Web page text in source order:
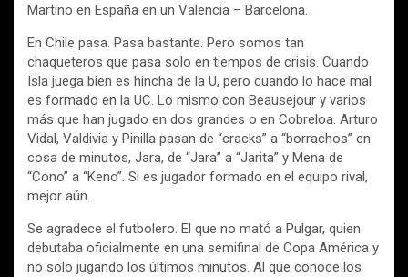
Martino en España en un Valencia – Barcelona.
En Chile pasa. Pasa bastante. Pero somos tan
chaqueteros que pasa solo en tiempos de crisis. Cuando
Isla juega bien es hincha de la U, pero cuando lo hace mal
es formado en la UC. Lo mismo con Beausejour y varios
más que han jugado en dos grandes o en Cobreloa. Arturo
Vidal, Valdivia y Pinilla pasan de “cracks” a “borrachos” en
cosa de minutos, Jara, de “Jara” a “Jarita” y Mena de
“Cono” a “Keno”. Si es jugador formado en el equipo rival,
mejor aún.
Se agradece el futbolero. El que no mató a Pulgar, quien
debutaba oficialmente en una semifinal de Copa América y
no solo jugando los últimos minutos. Al que conoce los